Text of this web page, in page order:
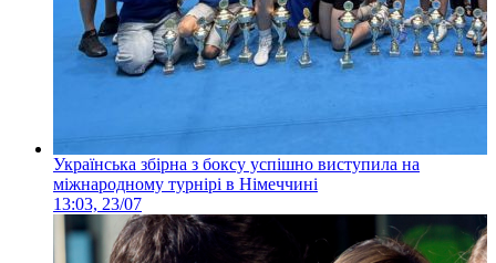
Українська збірна з боксу успішно виступила на
міжнародному турнірі в Німеччині
13:03, 23/07